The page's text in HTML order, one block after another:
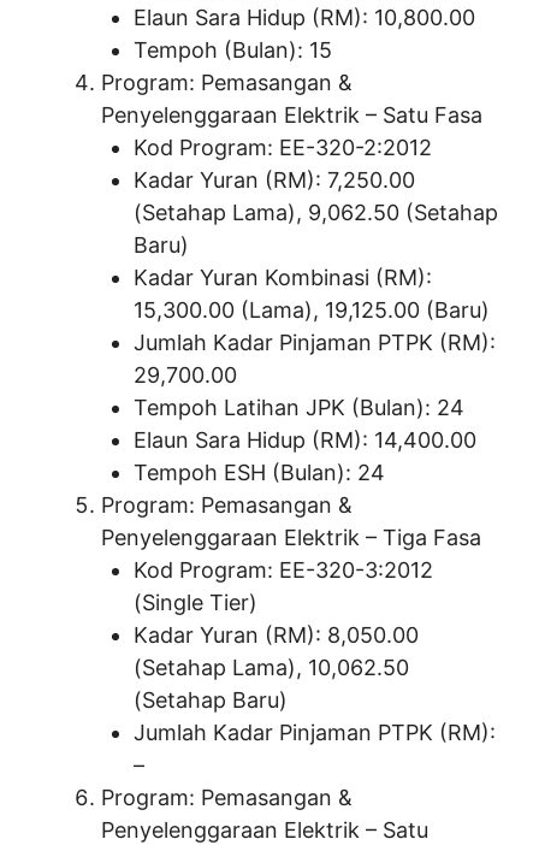
Elaun Sara Hidup (RM): 10,800.00
Tempoh (Bulan): 15
Program: Pemasangan &
Penyelenggaraan Elektrik – Satu Fasa
Kod Program: EE-320-2:2012
Kadar Yuran (RM): 7,250.00
(Setahap Lama), 9,062.50 (Setahap
Baru)
Kadar Yuran Kombinasi (RM):
15,300.00 (Lama), 19,125.00 (Baru)
Jumlah Kadar Pinjaman PTPK (RM):
29,700.00
Tempoh Latihan JPK (Bulan): 24
Elaun Sara Hidup (RM): 14,400.00
Tempoh ESH (Bulan): 24
Program: Pemasangan &
Penyelenggaraan Elektrik – Tiga Fasa
Kod Program: EE-320-3:2012
(Single Tier)
Kadar Yuran (RM): 8,050.00
(Setahap Lama), 10,062.50
(Setahap Baru)
Jumlah Kadar Pinjaman PTPK (RM):
–
Program: Pemasangan &
Penyelenggaraan Elektrik – Satu